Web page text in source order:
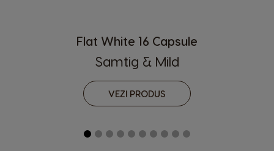
Flat White 16 Capsule
Samtig & Mild
VEZI PRODUS